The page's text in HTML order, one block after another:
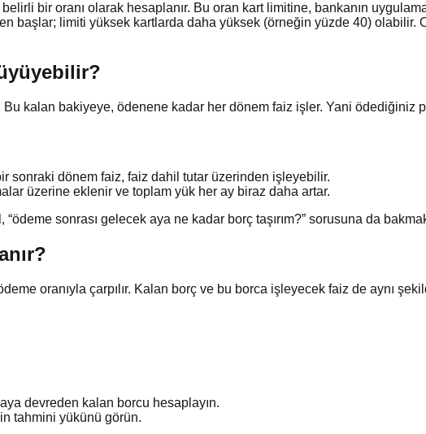
bir oranı olarak hesaplanır. Bu oran kart limitine, bankanın
başlar; limiti yüksek kartlarda daha yüksek (örneğin yüzde 40) olabilir.
kalan bakiyeye, ödenene kadar her dönem faiz işler. Yani ödediğiniz
sonraki dönem faiz, faiz dahil tutar üzerinden işleyebilir.
üzerine eklenir ve toplam yük her ay biraz daha artar.
sonrası gelecek aya ne kadar borç taşırım?” sorusuna da
oranıyla çarpılır. Kalan borç ve bu borca işleyecek faiz de aynı
devreden kalan borcu hesaplayın.
tahmini yükünü görün.